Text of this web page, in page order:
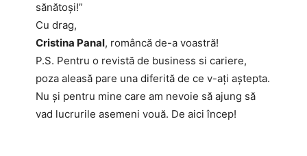
sănătoși!”
Cu drag,
Cristina Panal, româncă de-a voastră!
P.S. Pentru o revistă de business si cariere,
poza aleasă pare una diferită de ce v-aţi aştepta.
Nu şi pentru mine care am nevoie să ajung să
vad lucrurile asemeni vouă. De aici încep!